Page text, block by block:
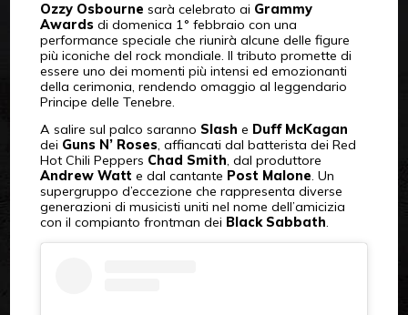
Ozzy Osbourne sarà celebrato ai Grammy
Awardsdi domenica 1° febbraio con una
performance speciale che riunirà alcune delle figure
più iconiche del rock mondiale. Il tributo promette di
essere uno dei momenti più intensi ed emozionanti
della cerimonia, rendendo omaggio al leggendario
Principe delle Tenebre.
A salire sul palco saranno Slash e Duff McKagan
dei Guns N’ Roses, affiancati dal batterista dei Red
Hot Chili Peppers Chad Smith, dal produttore
Andrew Watt e dal cantante Post Malone. Un
supergruppo d’eccezione che rappresenta diverse
generazioni di musicisti uniti nel nome dell’amicizia
con il compianto frontman dei Black Sabbath.